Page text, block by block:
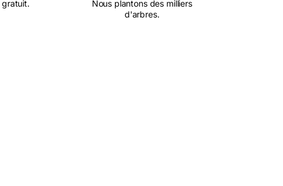
gratuit.
Nous plantons des milliers
d'arbres.